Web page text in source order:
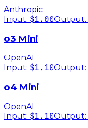
Anthropic
Input: $1.00Output:
o3 Mini
OpenAI
Input: $1.10Output:
o4 Mini
OpenAI
Input: $1.10Output: